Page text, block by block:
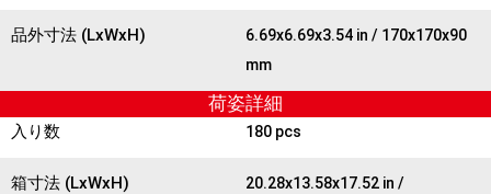
品外寸法 (LxWxH)
6.69x6.69x3.54 in / 170x170x90
mm
荷姿詳細
入り数 180 pcs
箱寸法 (LxWxH)
20.28x13.58x17.52 in /